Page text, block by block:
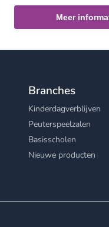
Meer
Branches
Kinderdagverblijven
Peuterspeelzalen
Basisscholen
Nieuwe producten